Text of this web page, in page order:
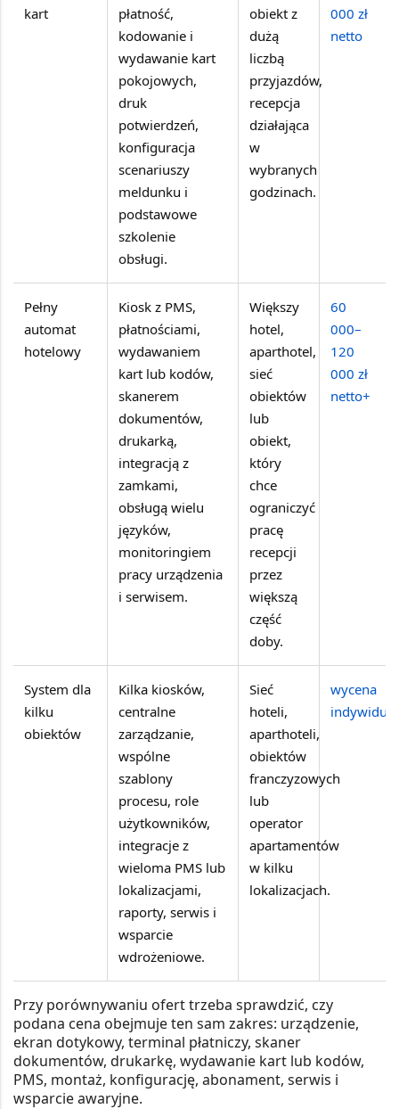
kart
płatność,
kodowanie i
wydawanie kart
pokojowych,
druk
potwierdzeń,
konfiguracja
scenariuszy
meldunku i
podstawowe
szkolenie
obsługi.
obiekt z
dużą
liczbą
przyjazdów,
recepcja
działająca
w
wybranych
godzinach.
000 zł
netto
Pełny
automat
hotelowy
Kiosk z PMS,
płatnościami,
wydawaniem
kart lub kodów,
skanerem
dokumentów,
drukarką,
integracją z
zamkami,
obsługą wielu
języków,
monitoringiem
pracy urządzenia
i serwisem.
Większy
hotel,
aparthotel,
sieć
obiektów
lub
obiekt,
który
chce
ograniczyć
pracę
recepcji
przez
większą
część
doby.
60
000–
120
000 zł
netto+
System dla
kilku
obiektów
Kilka kiosków,
centralne
zarządzanie,
wspólne
szablony
procesu, role
użytkowników,
integracje z
wieloma PMS lub
lokalizacjami,
raporty, serwis i
wsparcie
wdrożeniowe.
Sieć
hoteli,
aparthoteli,
obiektów
franczyzowych
lub
operator
apartamentów
w kilku
lokalizacjach.
wycena
Przy porównywaniu ofert trzeba sprawdzić, czy
podana cena obejmuje ten sam zakres: urządzenie,
ekran dotykowy, terminal płatniczy, skaner
dokumentów, drukarkę, wydawanie kart lub kodów,
PMS, montaż, konfigurację, abonament, serwis i
wsparcie awaryjne.